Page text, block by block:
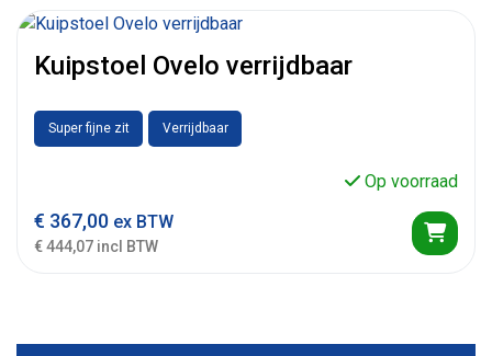
Kuipstoel Ovelo verrijdbaar
Super fijne zit Verrijdbaar
Op voorraad
€ 367,00 ex BTW
€ 444,07 incl BTW